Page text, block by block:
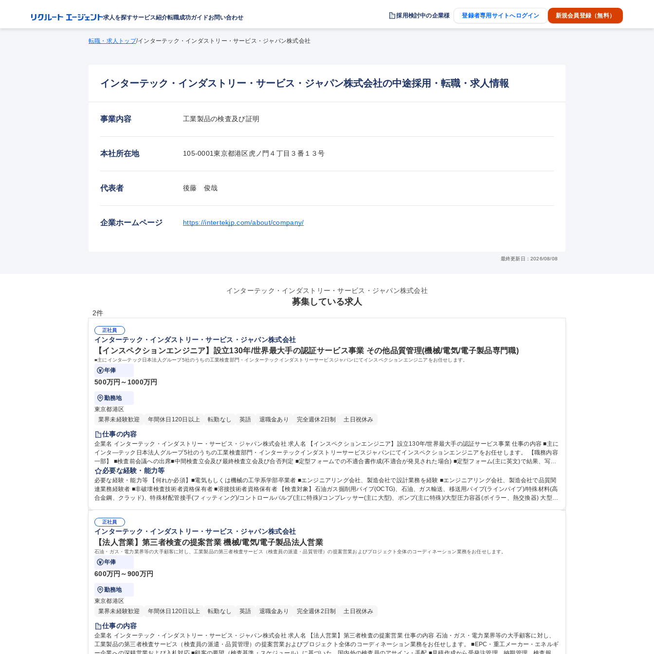
求人を探すサービス紹介転職成功ガイドお問い合わせ 採用検討中の企業様 登録者専用サイトへログイン 新規会員登録（無料）
転職・求人トップ/インターテック・インダストリー・サービス・ジャパン株式会社
インターテック・インダストリー・サービス・ジャパン株式会社の中途採用・転職・求人情報
事業内容 工業製品の検査及び証明
本社所在地 105-0001東京都港区虎ノ門４丁目３番１３号
代表者 後藤　俊哉
企業ホームページ https://intertekjp.com/about/company/
最終更新日：2026/08/08
インターテック・インダストリー・サービス・ジャパン株式会社
募集している求人
2件
正社員
インターテック・インダストリー・サービス・ジャパン株式会社
【インスペクションエンジニア】設立130年/世界最大手の認証サービス事業 その他品質管理(機械/電気/電子製品専門職)
■主にインタ―テック日本法人グループ5社のうちの工業検査部門・インターテックインダストリーサービスジャパンにてインスペクションエンジニアをお任せします。
年俸
500万円～1000万円
勤務地
東京都港区
業界未経験歓迎
年間休日120日以上 転勤なし 英語 退職金あり 完全週休2日制 土日祝休み
仕事の内容
企業名 インターテック・インダストリー・サービス・ジャパン株式会社 求人名 【インスペクションエンジニア】設立130年/世界最大手の認証サービス事業 仕事の内容 ■主に
インタ―テック日本法人グループ5社のうちの工業検査部門・インターテックインダストリーサービスジャパンにてインスペクションエンジニアをお任せします。 【職務内容
一部】 ■検査前会議への出席■中間検査立会及び最終検査立会及び合否判定 ■定型フォームでの不適合書作成(不適合が発見された場合) ■定型フォーム(主に英文)で結果、写真
を含めた報告書(インスペクションレポート)作成■検査完了証（インスペクションリリース）の作成 ■客先とのレポート内容等のやり取り 等 募集職種 【インスペクションエン
ジニア】設立130年/世界最大手の認証サービス事業
必要な経験・能力等
必要な経験・能力等 【何れか必須】■電気もしくは機械の工学系学部卒業者 ■エンジニアリング会社、製造会社で設計業務を経験 ■エンジニアリング会社、製造会社で品質関
連業務経験者 ■非破壊検査技術者資格保有者 ■溶接技術者資格保有者 【検査対象】石油ガス掘削用パイプ(OCTG)、石油、ガス輸送、移送用パイプ(ラインパイプ)/特殊材料(高
合金鋼、クラッド)、特殊材配管接手(フィッティング)/コントロールバルブ(主に特殊)/コンプレッサー(主に大型)、ポンプ(主に特殊)/大型圧力容器(ボイラー、熱交換器) 大型電
正社員
インターテック・インダストリー・サービス・ジャパン株式会社
【法人営業】第三者検査の提案営業 機械/電気/電子製品法人営業
石油・ガス・電力業界等の大手顧客に対し、工業製品の第三者検査サービス（検査員の派遣・品質管理）の提案営業およびプロジェクト全体のコーディネーション業務をお任せします。
年俸
600万円～900万円
勤務地
東京都港区
業界未経験歓迎
年間休日120日以上 転勤なし 英語 退職金あり 完全週休2日制 土日祝休み
仕事の内容
企業名 インターテック・インダストリー・サービス・ジャパン株式会社 求人名 【法人営業】第三者検査の提案営業 仕事の内容 石油・ガス・電力業界等の大手顧客に対し、
工業製品の第三者検査サービス（検査員の派遣・品質管理）の提案営業およびプロジェクト全体のコーディネーション業務をお任せします。 ■EPC・重工メーカー・エネルギ